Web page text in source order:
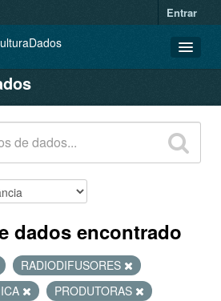
Entrar
dados encontrado
RADIODIFUSORES
PRODUTORAS